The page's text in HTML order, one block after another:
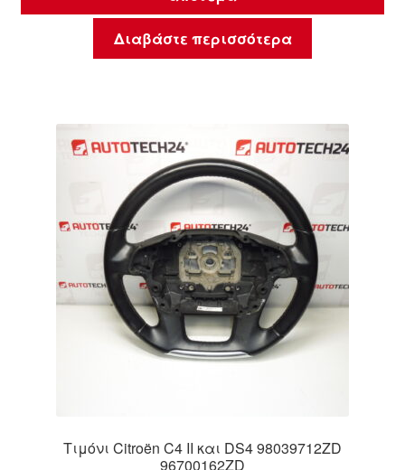
Διαβάστε περισσότερα
Τιμόνι Citroën C4 II και DS4 98039712ZD
96700162ZD